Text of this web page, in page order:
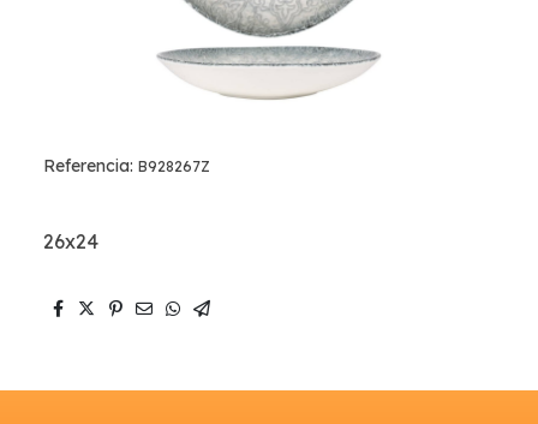
Referencia: B928267Z
26x24